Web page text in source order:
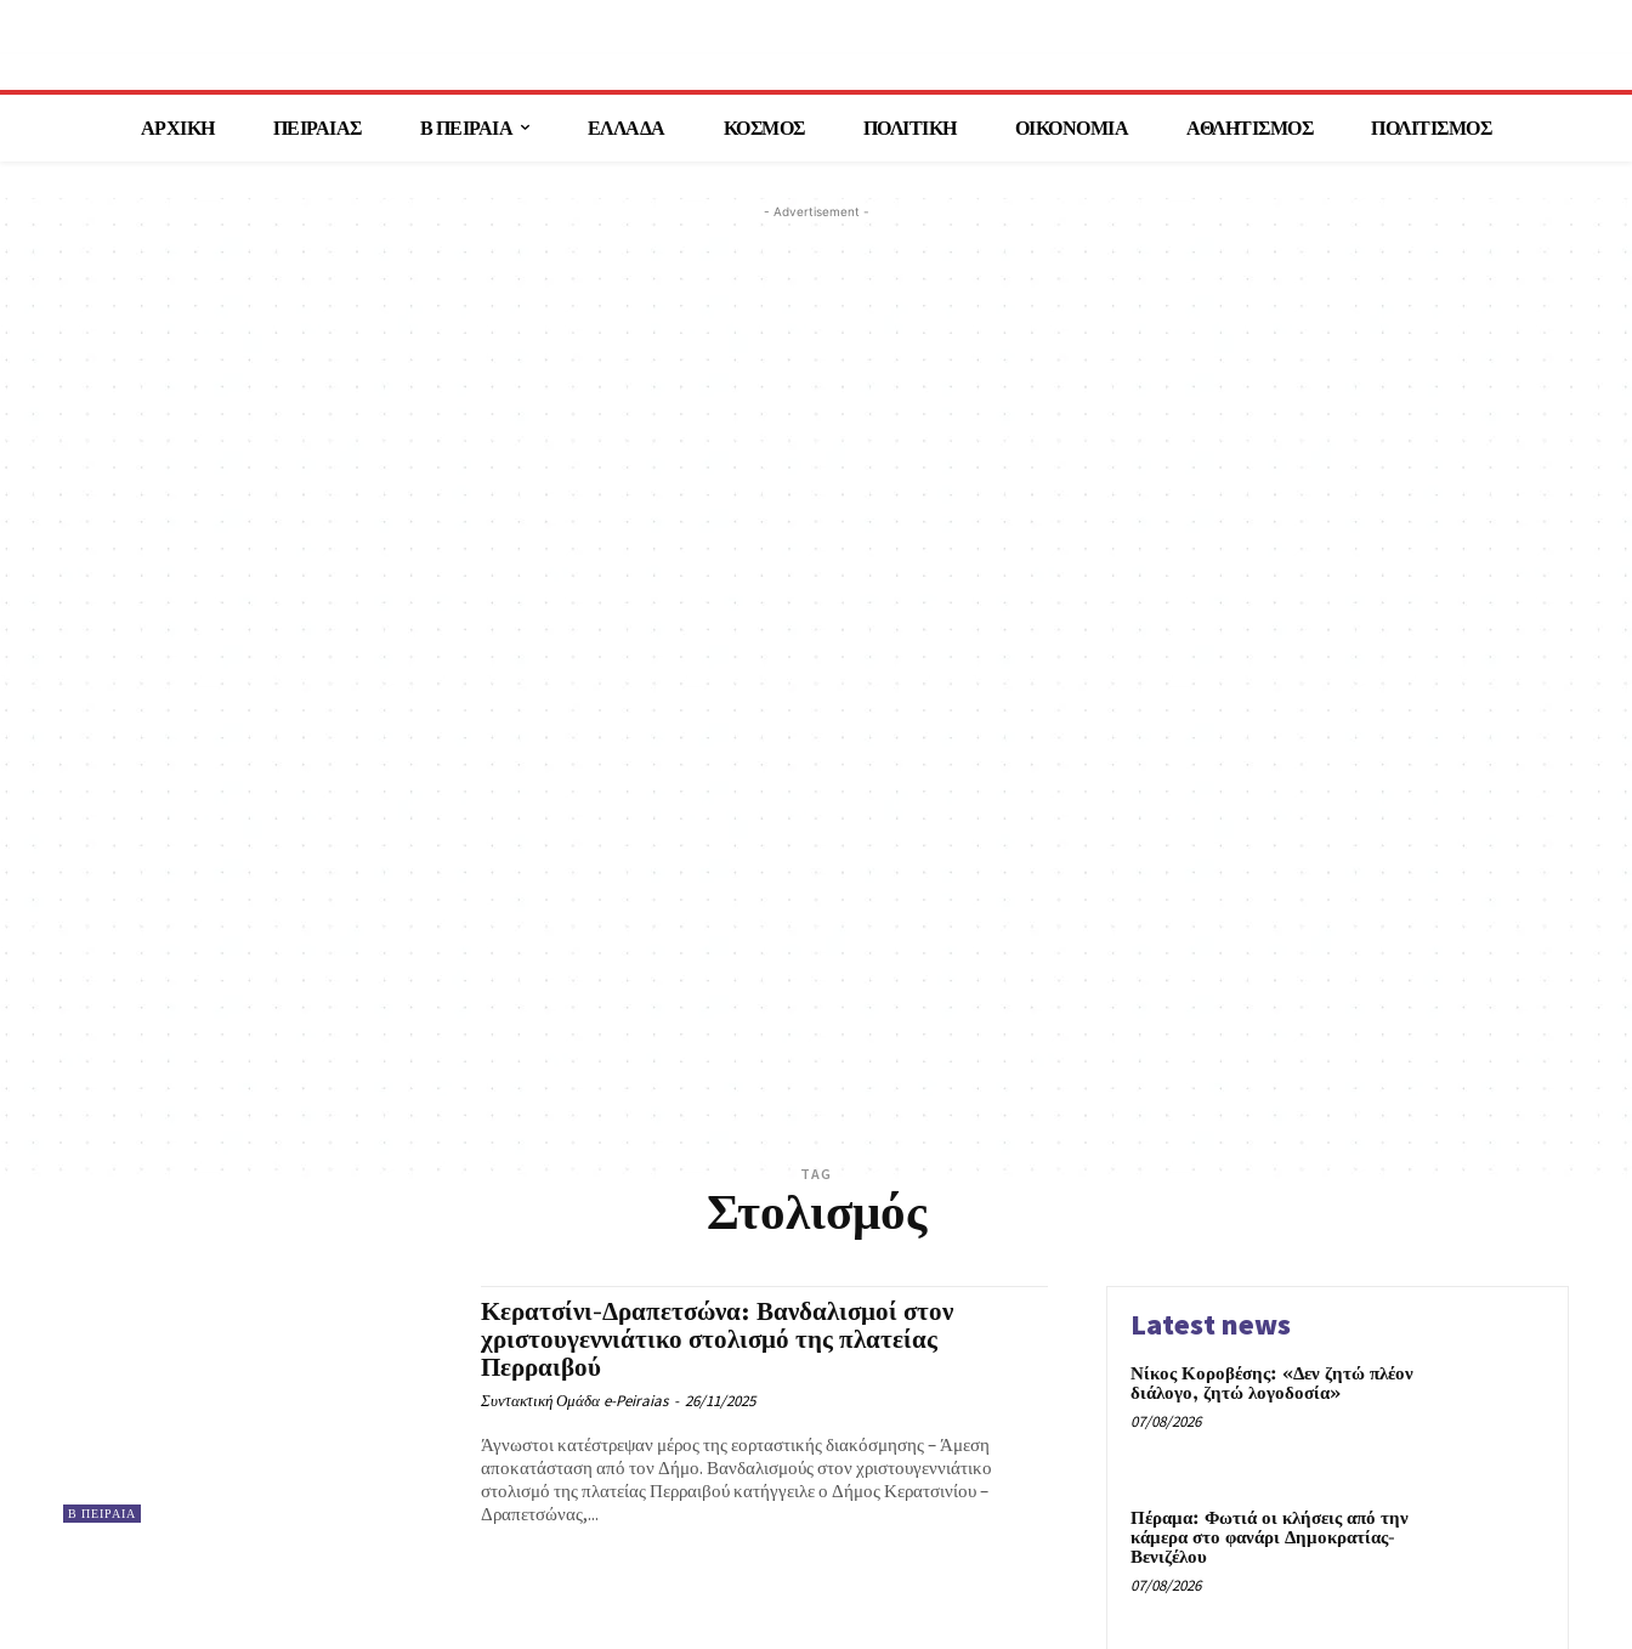
ΑΡΧΙΚΗ ΠΕΙΡΑΙΑΣ Β ΠΕΙΡΑΙΑ ΕΛΛΑΔΑ ΚΟΣΜΟΣ ΠΟΛΙΤΙΚΗ ΟΙΚΟΝΟΜΙΑ ΑΘΛΗΤΙΣΜΟΣ ΠΟΛΙΤΙΣΜΟΣ
- Advertisement -
TAG
Στολισμός
Β ΠΕΙΡΑΙΑ
Κερατσίνι-Δραπετσώνα: Βανδαλισμοί στον
χριστουγεννιάτικο στολισμό της πλατείας
Περραιβού
Συντακτική Ομάδα e-Peiraias - 26/11/2025
Άγνωστοι κατέστρεψαν μέρος της εορταστικής διακόσμησης – Άμεση
αποκατάσταση από τον Δήμο. Βανδαλισμούς στον χριστουγεννιάτικο
στολισμό της πλατείας Περραιβού κατήγγειλε ο Δήμος Κερατσινίου –
Δραπετσώνας,...
Latest news
Νίκος Κοροβέσης: «Δεν ζητώ πλέον
διάλογο, ζητώ λογοδοσία»
07/08/2026
Πέραμα: Φωτιά οι κλήσεις από την
κάμερα στο φανάρι Δημοκρατίας-
Βενιζέλου
07/08/2026